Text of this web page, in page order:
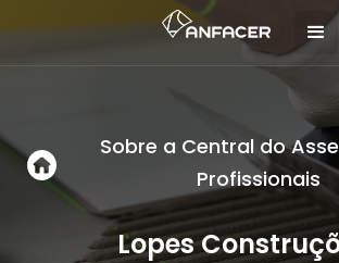
Sobre a Central do
Profissionais
Lopes